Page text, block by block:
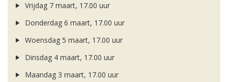
Vrijdag 7 maart, 17.00 uur
Donderdag 6 maart, 17.00 uur
Woensdag 5 maart, 17.00 uur
Dinsdag 4 maart, 17.00 uur
Maandag 3 maart, 17.00 uur